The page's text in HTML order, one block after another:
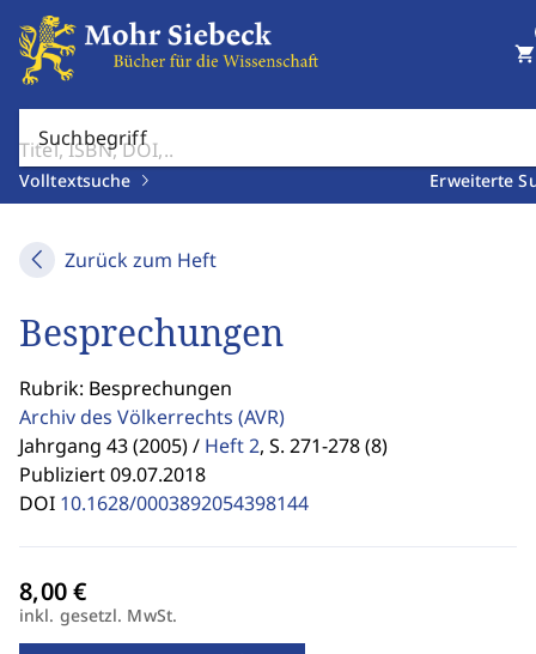
Suchbegriff
Volltextsuche Erweiterte
shopping_cart
Zurück zum Heft
Besprechungen
Rubrik: Besprechungen
Archiv des Völkerrechts (AVR)
Jahrgang 43 (2005) / Heft 2, S. 271-278 (8)
Publiziert 09.07.2018
DOI 10.1628/0003892054398144
inkl. gesetzl. MwSt.